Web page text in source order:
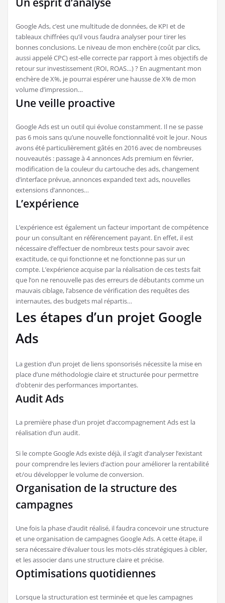
Google Ads, c’est une multitude de données, de KPI et de
tableaux chiffrées qu’il vous faudra analyser pour tirer les
bonnes conclusions. Le niveau de mon enchère (coût par clics,
aussi appelé CPC) est-elle correcte par rapport à mes objectifs de
retour sur investissement (ROI, ROAS…) ? En augmentant mon
enchère de X%, je pourrai espérer une hausse de X% de mon
volume d’impression…
Une veille proactive
Google Ads est un outil qui évolue constamment. Il ne se passe
pas 6 mois sans qu’une nouvelle fonctionnalité voit le jour. Nous
avons été particulièrement gâtés en 2016 avec de nombreuses
nouveautés : passage à 4 annonces Ads premium en février,
modification de la couleur du cartouche des ads, changement
d’interface prévue, annonces expanded text ads, nouvelles
extensions d’annonces…
L’expérience
L’expérience est également un facteur important de compétence
pour un consultant en référencement payant. En effet, il est
nécessaire d’effectuer de nombreux tests pour savoir avec
exactitude, ce qui fonctionne et ne fonctionne pas sur un
compte. L’expérience acquise par la réalisation de ces tests fait
que l’on ne renouvelle pas des erreurs de débutants comme un
mauvais ciblage, l’absence de vérification des requêtes des
internautes, des budgets mal répartis…
Les étapes d’un projet Google
Ads
La gestion d’un projet de liens sponsorisés nécessite la mise en
place d’une méthodologie claire et structurée pour permettre
d’obtenir des performances importantes.
Audit Ads
La première phase d’un projet d’accompagnement Ads est la
réalisation d’un audit.
Si le compte Google Ads existe déjà, il s’agit d’analyser l’existant
pour comprendre les leviers d’action pour améliorer la rentabilité
et/ou développer le volume de conversion.
Organisation de la structure des
campagnes
Une fois la phase d’audit réalisé, il faudra concevoir une structure
et une organisation de campagnes Google Ads. A cette étape, il
sera nécessaire d’évaluer tous les mots-clés stratégiques à cibler,
et les associer dans une structure claire et précise.
Optimisations quotidiennes
Lorsque la structuration est terminée et que les campagnes